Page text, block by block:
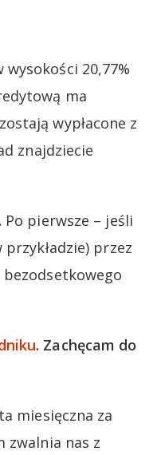
20,77%
ma
wypłacone z
znajdziecie
Po pierwsze – jeśli
przez
. Zachęcam do
miesięczna za
zwalnia nas z